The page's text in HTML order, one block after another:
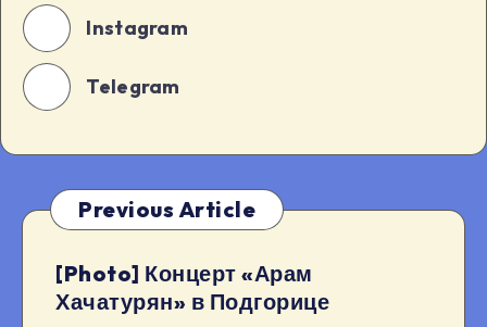
Instagram
Telegram
Previous Article
[Photo] Концерт «Арам
Хачатурян» в Подгорице